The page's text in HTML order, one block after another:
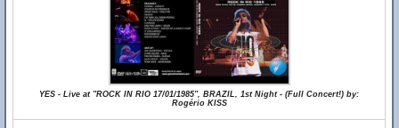
YES - Live at "ROCK IN RIO 17/01/1985", BRAZIL, 1st Night - (Full Concert!) by:
Rogério KISS